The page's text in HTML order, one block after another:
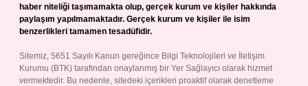
haber niteliği taşımamakta olup, gerçek kurum ve kişiler hakkında
paylaşım yapılmamaktadır. Gerçek kurum ve kişiler ile isim
benzerlikleri tamamen tesadüfidir.
Sitemiz, 5651 Sayılı Kanun gereğince Bilgi Teknolojileri ve İletişim
Kurumu (BTK) tarafından onaylanmış bir Yer Sağlayıcı olarak hizmet
vermektedir. Bu nedenle, sitedeki içerikleri proaktif olarak denetleme